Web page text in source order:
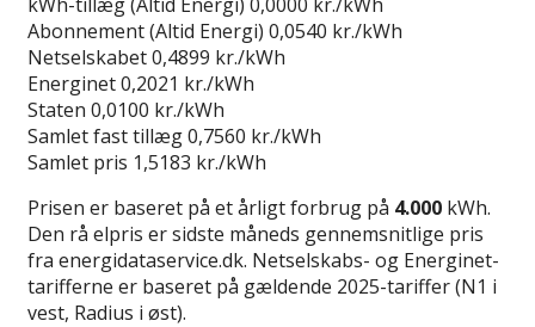
Abonnement (Altid Energi) 0,0540 kr./kWh
Netselskabet0,4899 kr./kWh
Energinet0,2021 kr./kWh
Staten 0,0100 kr./kWh
Samlet fast tillæg0,7560 kr./kWh
Samlet pris 1,5183 kr./kWh
Prisen er baseret på et årligt forbrug på 4.000 kWh.
Den rå elpris er sidste måneds gennemsnitlige pris
fra energidataservice.dk. Netselskabs- og Energinet-
tarifferne er baseret på gældende 2025-tariffer (N1 i
vest, Radius i øst).